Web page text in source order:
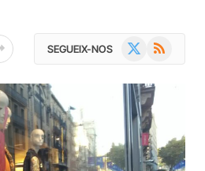
SEGUEIX-NOS RSS